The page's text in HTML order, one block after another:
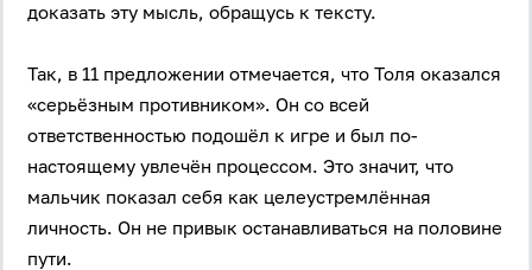
доказать эту мысль, обращусь к тексту.
Так, в 11 предложении отмечается, что Толя оказался
«серьёзным противником». Он со всей
ответственностью подошёл к игре и был по-
настоящему увлечён процессом. Это значит, что
мальчик показал себя как целеустремлённая
личность. Он не привык останавливаться на половине
пути.